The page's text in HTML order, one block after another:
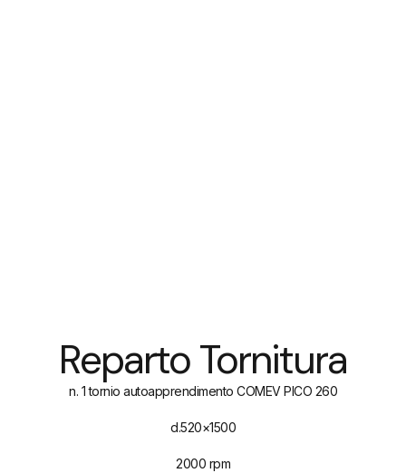
Reparto Tornitura
n. 1 tornio autoapprendimento COMEV PICO 260
d.520×1500
2000 rpm